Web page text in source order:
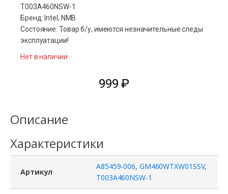
T003A460NSW-1
Бренд: Intel, NMB
Состояние: Товар б/у, имеются незначительные следы
эксплуатации!
Нет в наличии
999₽
Описание
Характеристики
Артикул
A85459-006, GM460WTXW01SSV,
T003A460NSW-1